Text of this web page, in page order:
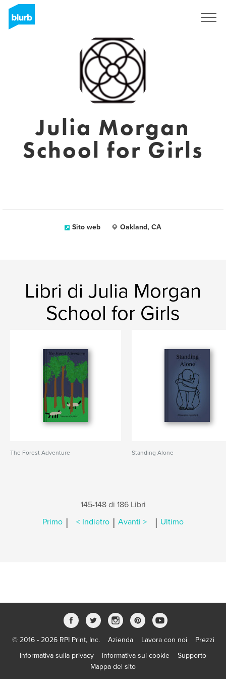
Julia Morgan
School for Girls
Sito web Oakland, CA
Libri di Julia Morgan
School for Girls
The Forest Adventure Standing Alone
145-148 di 186 Libri
Primo | < Indietro | Avanti > | Ultimo
© 2016 - 2026 RPI Print, Inc. Azienda Lavora con noi
Prezzi
Informativa sulla privacy
Informativa sui cookie
Supporto
Mappa del sito